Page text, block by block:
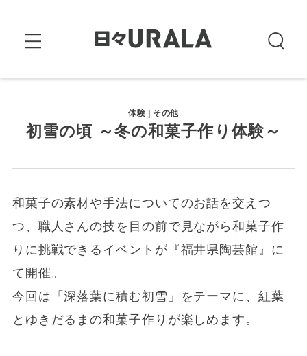
体験 | その他
初雪の頃 ～冬の和菓子作り体験～
和菓子の素材や手法についてのお話を交えつ
つ、職人さんの技を目の前で見ながら和菓子作
りに挑戦できるイベントが『福井県陶芸館』に
て開催。
今回は「深落葉に積む初雪」をテーマに、紅葉
とゆきだるまの和菓子作りが楽しめます。